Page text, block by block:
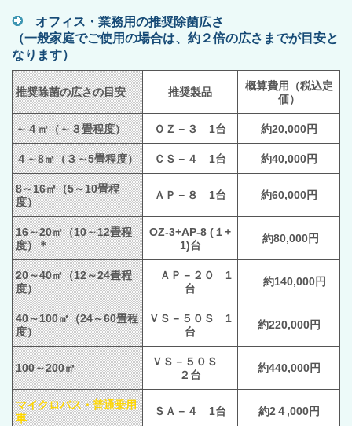
オフィス・業務用の推奨除菌広さ
（一般家庭でご使用の場合は、約２倍の広さまでが目安と
なります）
推奨除菌の広さの目安 推奨製品
概算費用（税込定
価）
～４㎡（～３畳程度） ＯＺ－３ 1台 約20,000円
４～8㎡（３～5畳程度） ＣＳ－４ 1台 約40,000円
8～16㎡（5～10畳程
度）
ＡＰ－８ 1台 約60,000円
16～20㎡（10～12畳程
度）＊
OZ-3+AP-8 (１+
1)台
約80,000円
20～40㎡（12～24畳程
度）
ＡＰ－２０ 1
台
約140,000円
40～100㎡（24～60畳程
度）
ＶＳ－５０Ｓ 1
台
約220,000円
100～200㎡
ＶＳ－５０Ｓ
２台
約440,000円
マイクロバス・普通乗用
車
ＳＡ－４ 1台 約2４,000円